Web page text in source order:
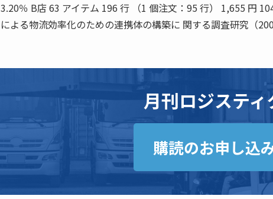
3.20％ B店 63 アイテム 196 行 （1 個注文：95 行） 1,655 円
による物流効率化のための連携体の構築に 関する調査研究（
月刊ロジステ
購読のお申し込